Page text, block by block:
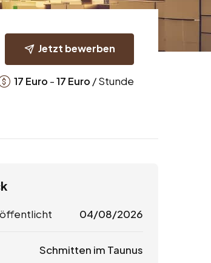
Jetzt bewerben
17 Euro -17 Euro / Stunde
04/08/2026
Schmitten im Taunus